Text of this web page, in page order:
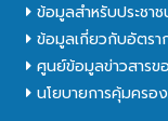
ข้อมูลสำหรับประชา
ข้อมูลเกี่ยวกับอัตรา
ศูนย์ข้อมูลข่าวสาร
นโยบายการคุ้มคร